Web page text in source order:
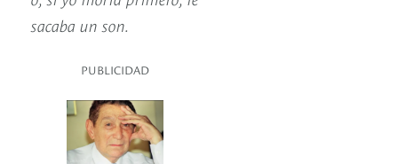
sacaba un son.
PUBLICIDAD